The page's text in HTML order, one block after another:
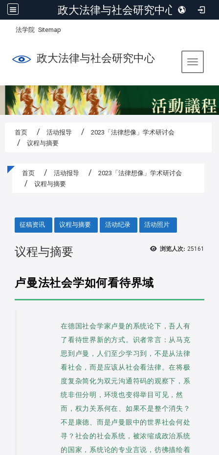
政大法律与社会研究中心
法学院 Sitemap
Toggle
政大法律与社会研究中心
首页 活动报导
2023「法律想像」学术研讨会
议程与摘要
首页 活动报导
2023「法律想像」学术研讨会
议程与摘要
征稿资讯 议程与摘要 活动纪录 活动照片
浏览人次: 25161
议程与摘要
卢曼法社会学如何看待界域
在德国社会学家卢曼的系统论下，吾人有
了看待世界新的方式。识者常言：从马克
思到卢曼，人们至少学习到，不是从法律
看社会，而是应该从社会看法律。在将极
度复杂简化为双元沟通符码的观察下，系
统非但分明，环境也变得举目可见，然
而，权力关系何在、如果不是整个消失？
不是康德、而是卢曼眼中的世界社会何处
寻？社会的社会系统，被浓缩成政治系统
的国家，系统论的专业言说，彷彿描绘着